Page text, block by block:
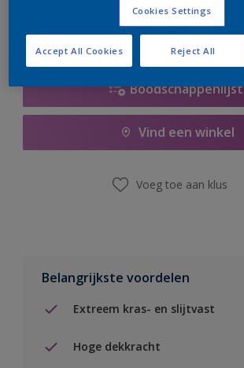
Boodschappenlijst
Vind een winkel
Voeg toe aan klus
Belangrijkste voordelen
Extreem kras- en slijtvast
Hoge dekkracht
Cookies Settings
Reject All
Accept All Cookies